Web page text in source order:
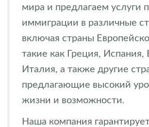
мира и предлагаем услуги
иммиграции в различные
включая страны
такие как Греция, Испания,
Италия, а также другие
предлагающие высокий
жизни и возможности.
Наша компания